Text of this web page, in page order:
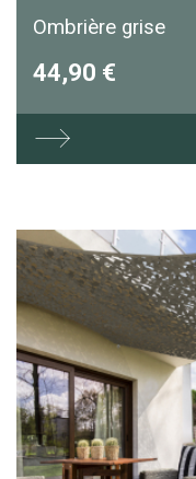
Ombrière grise
44,90 €